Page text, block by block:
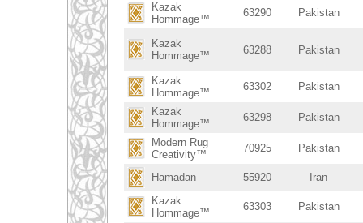
Kazak
Hommage™
63290 Pakistan
Kazak
Hommage™
63288 Pakistan
Kazak
Hommage™
63302 Pakistan
Kazak
Hommage™
63298 Pakistan
Modern Rug
Creativity™
70925 Pakistan
Hamadan 55920
Iran
Kazak
Hommage™
63303 Pakistan